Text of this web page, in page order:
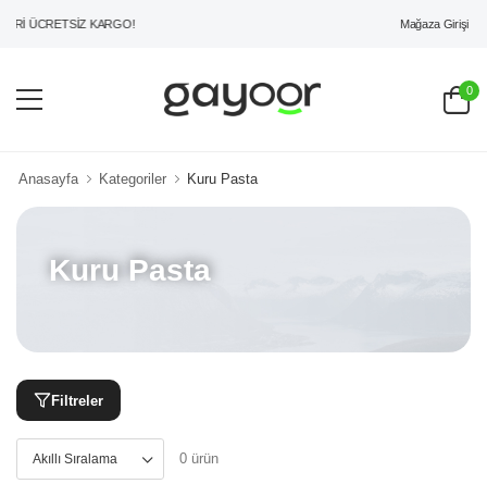
ÜCRETSİZ KARGO! Mağaza Girişi
0
Anasayfa Kategoriler Kuru Pasta
Kuru Pasta
Filtreler
0 ürün